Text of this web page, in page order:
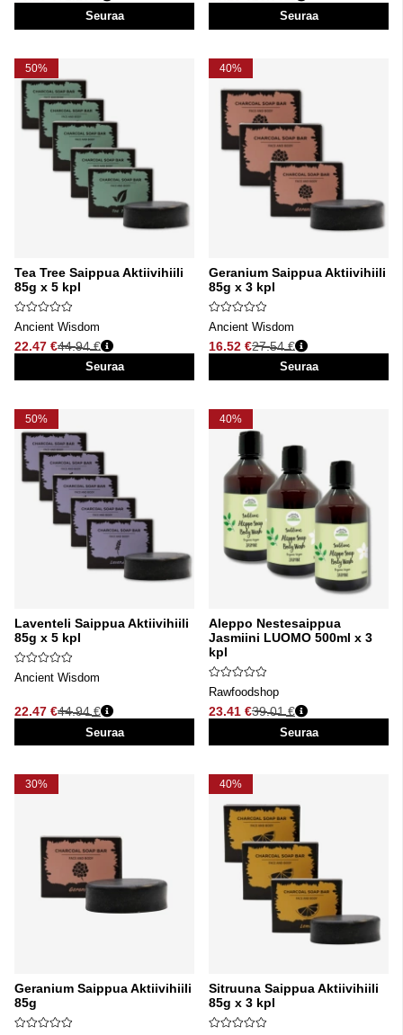
Seuraa Seuraa
50%
Tea Tree Saippua Aktiivihiili
85g x 5 kpl
Ancient Wisdom
22.47 €
Normaali hinta
44.94 €
Seuraa
40%
Geranium Saippua Aktiivihiili
85g x 3 kpl
Ancient Wisdom
16.52 €
Normaali hinta
27.54 €
Seuraa
50%
Laventeli Saippua Aktiivihiili
85g x 5 kpl
Ancient Wisdom
22.47 €
Normaali hinta
44.94 €
Seuraa
40%
Aleppo Nestesaippua
Jasmiini LUOMO 500ml x 3
kpl
Rawfoodshop
23.41 €
Normaali hinta
39.01 €
Seuraa
30%
Geranium Saippua Aktiivihiili
85g
40%
Sitruuna Saippua Aktiivihiili
85g x 3 kpl